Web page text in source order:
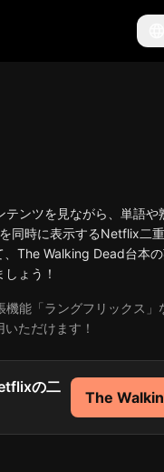
ンツを見ながら、単語
同時に表示するNetflix二
The Walking Dead台本
ょう！
能「ラングフリックス」
ただけます！
の二
The